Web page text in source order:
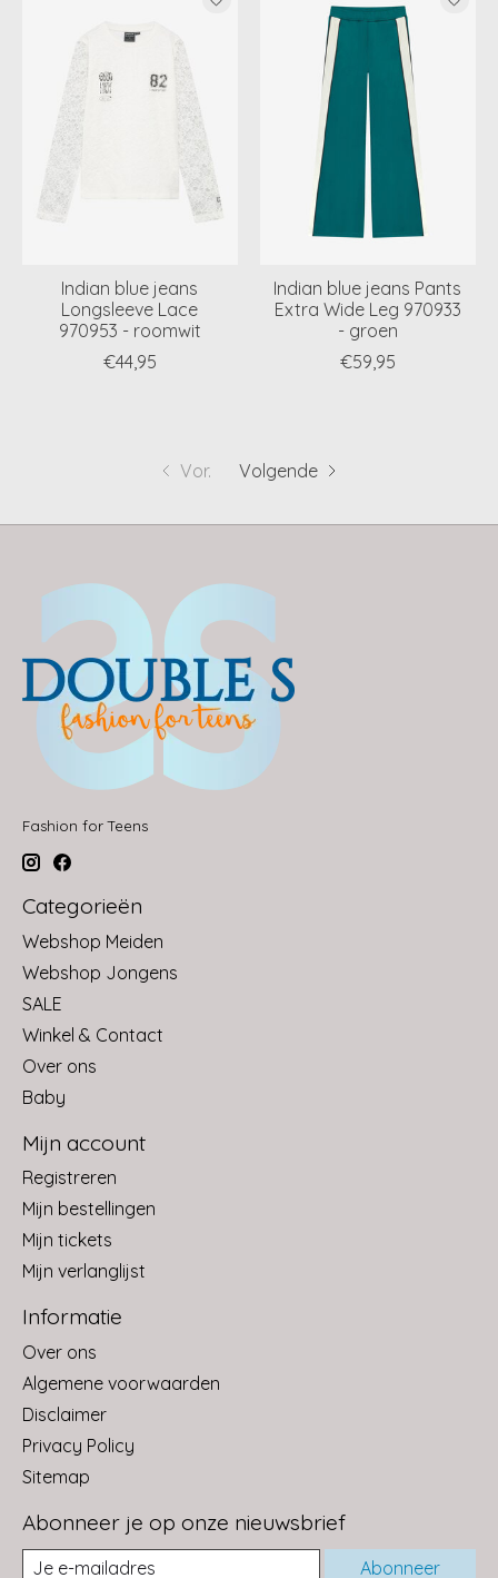
Indian blue jeans
Longsleeve Lace
970953 - roomwit
€44,95
Indian blue jeans Pants
Extra Wide Leg 970933
- groen
€59,95
Vor. Volgende
Fashion for Teens
Categorieën
Webshop Meiden
Webshop Jongens
SALE
Winkel & Contact
Over ons
Baby
Mijn account
Registreren
Mijn bestellingen
Mijn tickets
Mijn verlanglijst
Informatie
Over ons
Algemene voorwaarden
Disclaimer
Privacy Policy
Sitemap
Abonneer je op onze nieuwsbrief
Abonneer